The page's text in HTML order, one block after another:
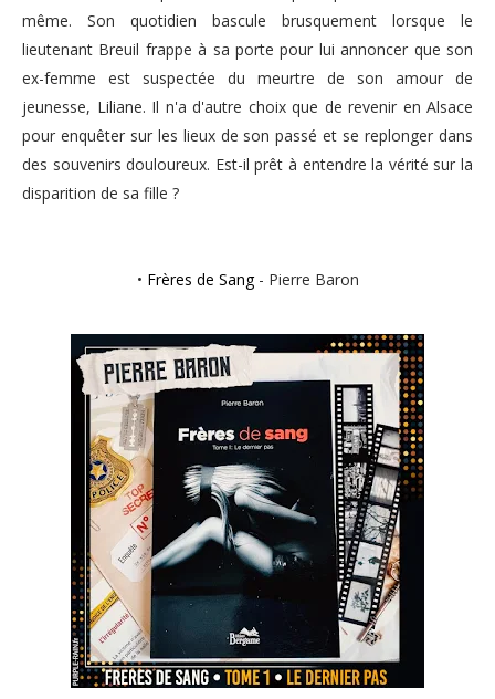
même. Son quotidien bascule brusquement lorsque le
lieutenant Breuil frappe à sa porte pour lui annoncer que son
ex-femme est suspectée du meurtre de son amour de
jeunesse, Liliane. Il n'a d'autre choix que de revenir en Alsace
pour enquêter sur les lieux de son passé et se replonger dans
des souvenirs douloureux. Est-il prêt à entendre la vérité sur la
disparition de sa fille ?
• Frères de Sang- Pierre Baron